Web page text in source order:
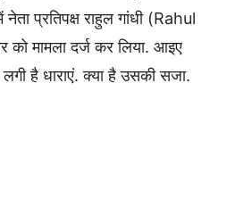
प्रतिपक्ष राहुल गांधी (Rahul
मामला दर्ज कर लिया. आइए
है धाराएं. क्या है उसकी सजा.